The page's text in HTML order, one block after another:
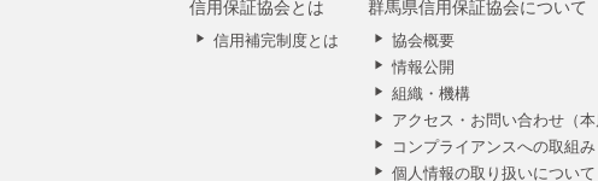
信用保証協会とは
信用補完制度とは
群馬県信用保証協会について
協会概要
情報公開
組織・機構
アクセス・お問い合わせ（本
コンプライアンスへの取組み
個人情報の取り扱いについて